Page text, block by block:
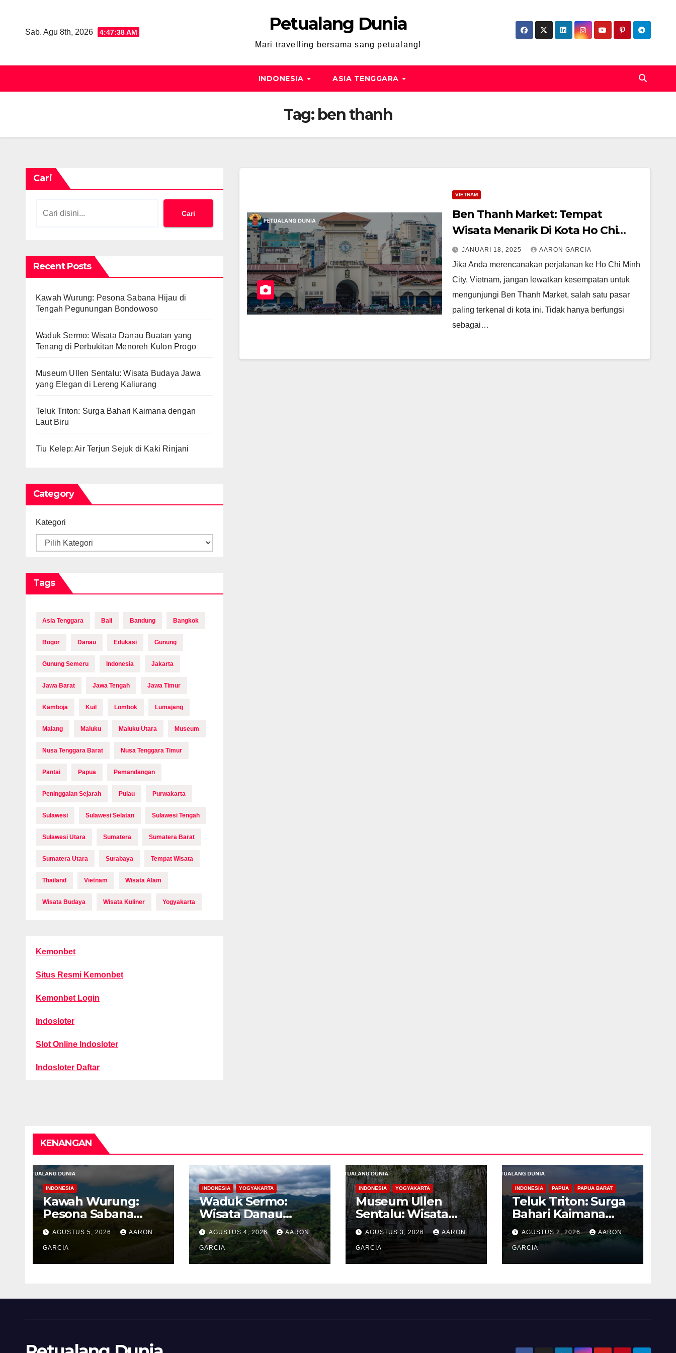
Sab. Agu 8th, 2026 4:47:39 AM Petualang Dunia
Mari travelling bersama sang petualang!
INDONESIA ASIA TENGGARA
Tag: ben thanh
Cari
Cari
Recent Posts
Kawah Wurung: Pesona Sabana Hijau di
Tengah Pegunungan Bondowoso
Waduk Sermo: Wisata Danau Buatan yang
Tenang di Perbukitan Menoreh Kulon Progo
Museum Ullen Sentalu: Wisata Budaya Jawa
yang Elegan di Lereng Kaliurang
Teluk Triton: Surga Bahari Kaimana dengan
Laut Biru
Tiu Kelep: Air Terjun Sejuk di Kaki Rinjani
Category
Kategori
Tags
Asia Tenggara Bali Bandung Bangkok
Bogor Danau Edukasi Gunung
Gunung Semeru Indonesia Jakarta
Jawa Barat Jawa Tengah Jawa Timur
Kamboja Kuil Lombok Lumajang
Malang Maluku Maluku Utara Museum
Nusa Tenggara Barat Nusa Tenggara Timur
Pantai Papua Pemandangan
Peninggalan Sejarah Pulau Purwakarta
Sulawesi Sulawesi Selatan Sulawesi Tengah
Sulawesi Utara Sumatera Sumatera Barat
Sumatera Utara Surabaya Tempat Wisata
Thailand Vietnam Wisata Alam
Wisata Budaya Wisata Kuliner Yogyakarta
Kemonbet
Situs Resmi Kemonbet
Kemonbet Login
Indosloter
Slot Online Indosloter
Indosloter Daftar
VIETNAM
Ben Thanh Market: Tempat
Wisata Menarik Di Kota Ho Chi
Minh
JANUARI 18, 2025 AARON GARCIA
Jika Anda merencanakan perjalanan ke Ho Chi Minh
City, Vietnam, jangan lewatkan kesempatan untuk
mengunjungi Ben Thanh Market, salah satu pasar
paling terkenal di kota ini. Tidak hanya berfungsi
sebagai…
KENANGAN
INDONESIA
Kawah Wurung:
Pesona Sabana
Hijau di Tengah
Pegunungan
Bondowoso
AGUSTUS 5, 2026 AARON
GARCIA
INDONESIA YOGYAKARTA
Waduk Sermo:
Wisata Danau
Buatan yang
Tenang di
Perbukitan
Menoreh Kulon
AGUSTUS 4, 2026 AARON
GARCIA
INDONESIA YOGYAKARTA
Museum Ullen
Sentalu: Wisata
Budaya Jawa yang
Elegan di Lereng
Kaliurang
AGUSTUS 3, 2026 AARON
GARCIA
INDONESIA PAPUA PAPUA BARAT
Teluk Triton: Surga
Bahari Kaimana
dengan Laut Biru
AGUSTUS 2, 2026 AARON
GARCIA